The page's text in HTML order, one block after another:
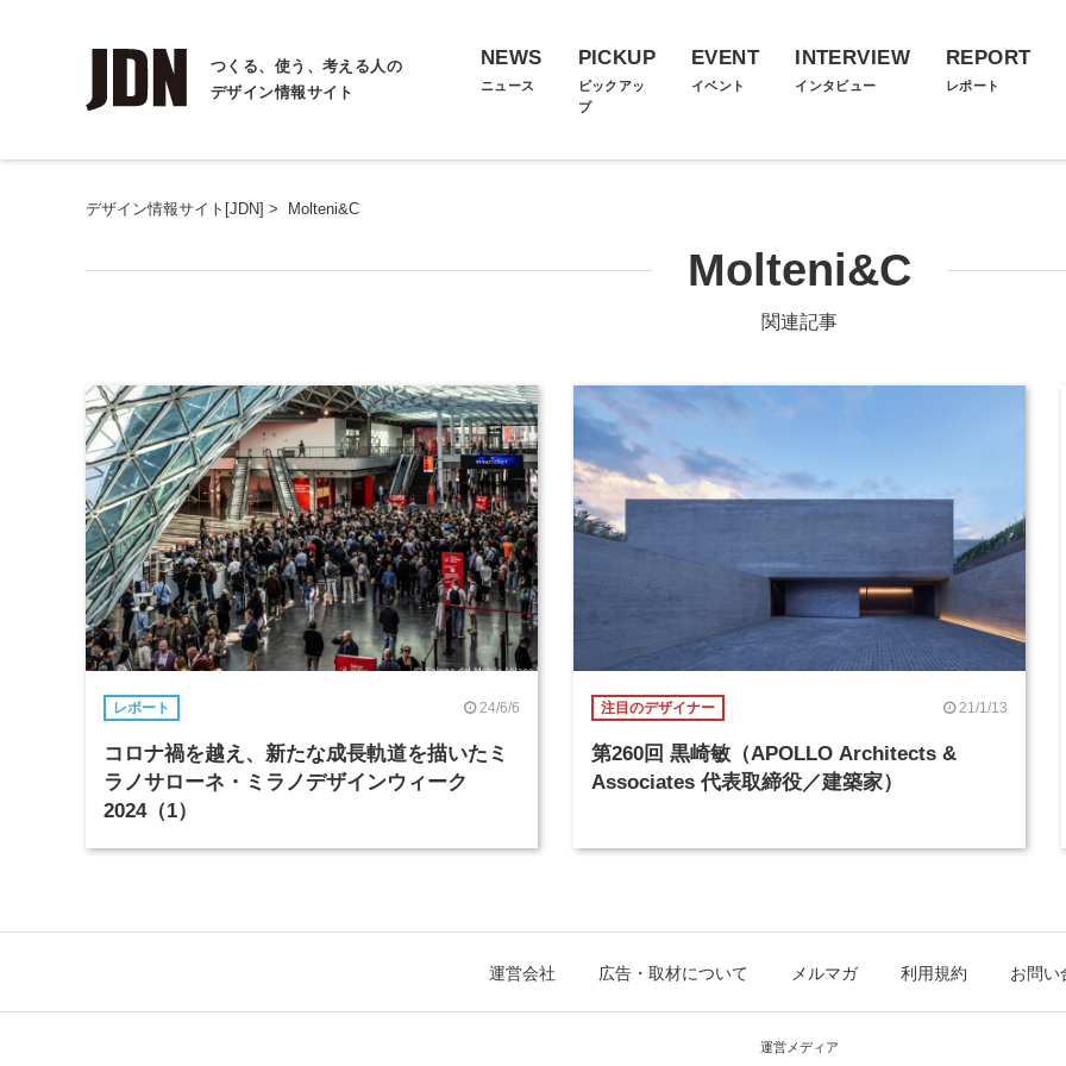
つくる、使う、考える人の
デザイン情報サイト
NEWS
ニュース
PICKUP
ピックアッ
プ
EVENT
イベント
INTERVIEW
インタビュー
REPORT
レポート
デザイン情報サイト[JDN] > Molteni&C
Molteni&C
関連記事
レポート 24/6/6
コロナ禍を越え、新たな成長軌道を描いたミ
ラノサローネ・ミラノデザインウィーク
2024（1）
注目のデザイナー 21/1/13
第260回 黒崎敏（APOLLO Architects &
Associates 代表取締役／建築家）
運営会社 広告・取材について メルマガ 利用規約 お問い
運営メディア